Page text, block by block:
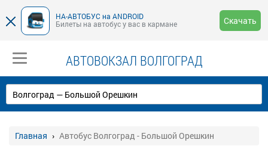
НА-АВТОБУС на ANDROID
Билеты на автобус у вас в кармане
Скачать
АВТОВОКЗАЛ ВОЛГОГРАД
Главная Автобус Волгоград - Большой Орешкин